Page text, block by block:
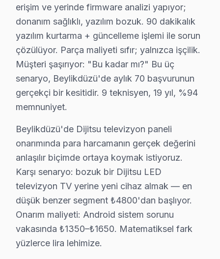
Beylikdüzü'da Dijitsu televizyon'si olan herkes bir gün
Marmara Park AVM aksı, Metrobüs ve E-5
25+ sertifikalı teknisyen, orijinal parça, 2 yıl garanti,
Neden Beylikdüzü'de Dijitsu teknik desteği
Beylikdüzü Dijitsu TV Ekran Anakart Profesyonel Servis ve
Beylikdüzü'da Dijitsu akıllı TV'niz bozulduğunda
• Beylikdüzü'de sadece orijinal parça kullanıyoruz.
• Termal kamera ve osiloskop kullanarak arızalı
Bunu bilmek işinize yarar:, Marmara Park AVM,
Dijitsu TV'lerde Sık Görülen Arızalar
Beylikdüzü'de Dijitsu LED televizyon paneli
▸ Android sistem sorunu: Beylikdüzü'de Dijitsu'ın VA
▸ Panel arızası: Beylikdüzü servisimizde Smart
erişim ve yerinde firmware analizi yapıyor;
donanım sağlıklı, yazılım bozuk. 90 dakikalık
yazılım kurtarma + güncelleme işlemi ile sorun
çözülüyor. Parça maliyeti sıfır; yalnızca işçilik.
Müşteri şaşırıyor: "Bu kadar mı?" Bu üç
senaryo, Beylikdüzü'de aylık 70 başvurunun
gerçekçi bir kesitidir. 9 teknisyen, 19 yıl, %94
memnuniyet.
Beylikdüzü'de Dijitsu televizyon paneli
onarımında para harcamanın gerçek değerini
anlaşılır biçimde ortaya koymak istiyoruz.
Karşı senaryo: bozuk bir Dijitsu LED
televizyon TV yerine yeni cihaz almak — en
düşük benzer segment ₺4800'dan başlıyor.
Onarım maliyeti: Android sistem sorunu
vakasında ₺1350–₺1650. Matematiksel fark
yüzlerce lira lehimize.